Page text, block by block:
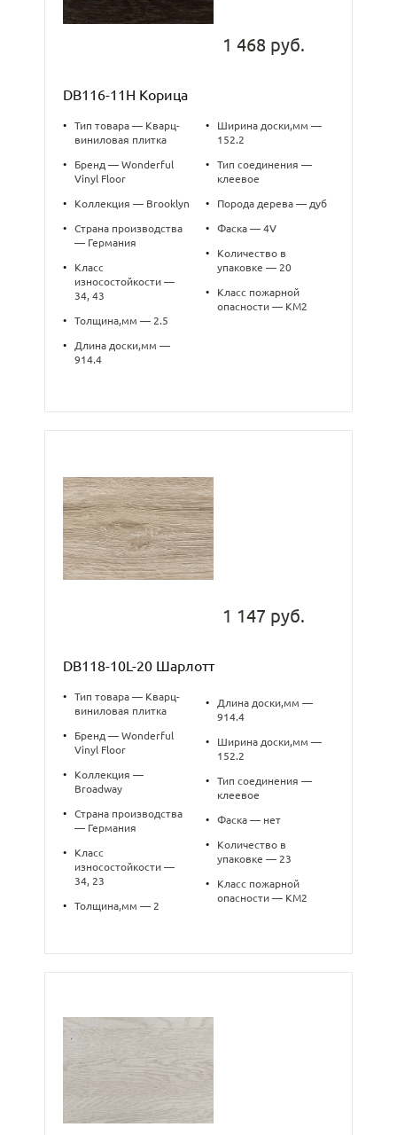
1 468 руб.
DB116-11Н Корица
•
Тип товара — Кварц-
виниловая плитка
•
Бренд — Wonderful
Vinyl Floor
• Коллекция — Brooklyn
•
Страна производства
— Германия
•
Класс
износостойкости —
34, 43
• Толщина,мм — 2.5
•
Длина доски,мм —
914.4
•
Ширина доски,мм —
152.2
•
Тип соединения —
клеевое
• Порода дерева — дуб
• Фаска — 4V
•
Количество в
упаковке — 20
•
Класс пожарной
опасности — КМ2
1 147 руб.
DB118-10L-20 Шарлотт
•
Тип товара — Кварц-
виниловая плитка
•
Бренд — Wonderful
Vinyl Floor
•
Коллекция —
Broadway
•
Страна производства
— Германия
•
Класс
износостойкости —
34, 23
• Толщина,мм — 2
•
Длина доски,мм —
914.4
•
Ширина доски,мм —
152.2
•
Тип соединения —
клеевое
• Фаска — нет
•
Количество в
упаковке — 23
•
Класс пожарной
опасности — КМ2